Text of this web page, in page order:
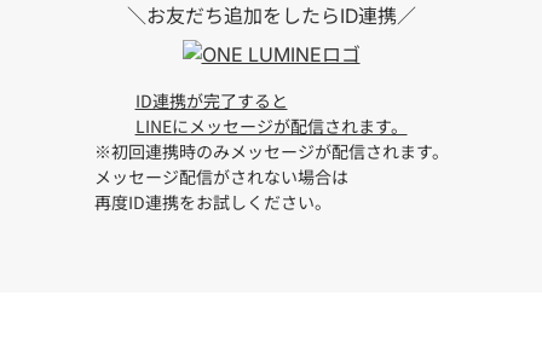
＼お友だち追加をしたらID連携／
ID連携が完了すると
LINEにメッセージが配信されます。
※初回連携時のみメッセージが配信されます。
メッセージ配信がされない場合は
再度ID連携をお試しください。